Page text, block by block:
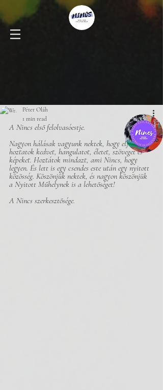
Péter Oláh
1 min read
A Nincs első felolvasóestje.
Nagyon hálásak vagyunk nektek, hogy eljöttetek,
hoztatok kedvet, hangulatot, életet, szöveget és
képeket. Hoztátok mindazt, ami Nincs, hogy
legyen. És lett is egy csendes este után egy nyitott
közösség. Köszönjük nektek, és nagyon köszönjük
a Nyitott Műhelynek is a lehetőséget!
A Nincs szerkesztősége.